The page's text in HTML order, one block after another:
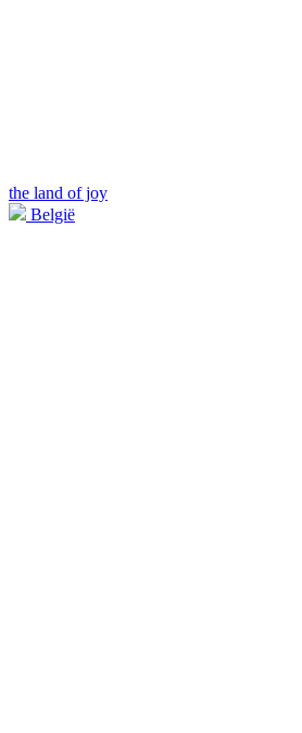
the land of joy
België